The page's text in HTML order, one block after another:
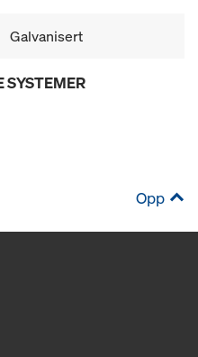
Galvanisert
SYSTEMER
Opp